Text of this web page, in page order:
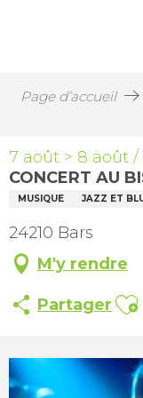
Page d’accueil
7 août > 8 août /
CONCERT AU
MUSIQUE JAZZ ET
24210 Bars
M'y rendre
Partager